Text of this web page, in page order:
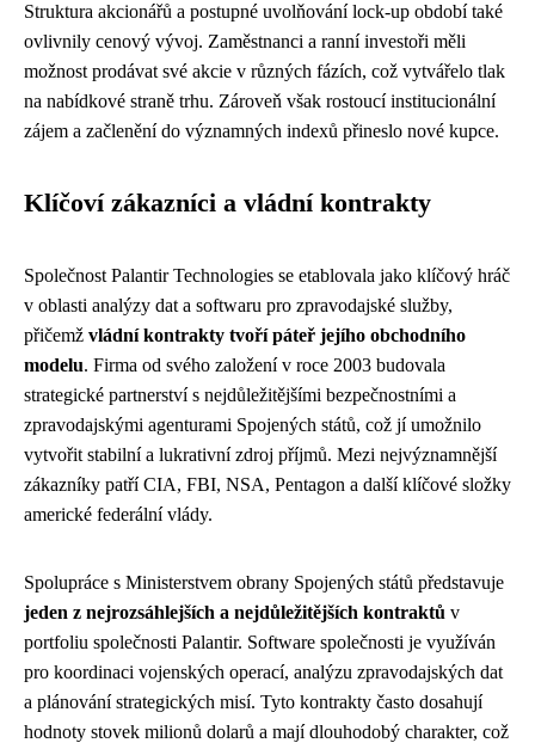
Struktura akcionářů a postupné uvolňování lock-up období také
ovlivnily cenový vývoj. Zaměstnanci a ranní investoři měli
možnost prodávat své akcie v různých fázích, což vytvářelo tlak
na nabídkové straně trhu. Zároveň však rostoucí institucionální
zájem a začlenění do významných indexů přineslo nové kupce.
Klíčoví zákazníci a vládní kontrakty
Společnost Palantir Technologies se etablovala jako klíčový hráč
v oblasti analýzy dat a softwaru pro zpravodajské služby,
přičemž vládní kontrakty tvoří páteř jejího obchodního
modelu. Firma od svého založení v roce 2003 budovala
strategické partnerství s nejdůležitějšími bezpečnostními a
zpravodajskými agenturami Spojených států, což jí umožnilo
vytvořit stabilní a lukrativní zdroj příjmů. Mezi nejvýznamnější
zákazníky patří CIA, FBI, NSA, Pentagon a další klíčové složky
americké federální vlády.
Spolupráce s Ministerstvem obrany Spojených států představuje
jeden z nejrozsáhlejších a nejdůležitějších kontraktů v
portfoliu společnosti Palantir. Software společnosti je využíván
pro koordinaci vojenských operací, analýzu zpravodajských dat
a plánování strategických misí. Tyto kontrakty často dosahují
hodnoty stovek milionů dolarů a mají dlouhodobý charakter, což